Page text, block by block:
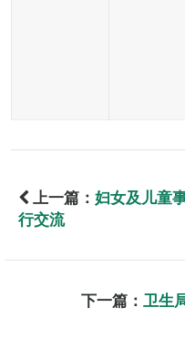
上一篇： 妇女及儿童
行交流
下一篇： 卫生